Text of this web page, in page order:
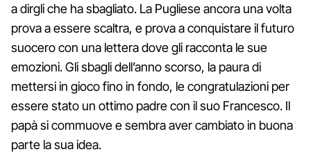
a dirgli che ha sbagliato. La Pugliese ancora una volta
prova a essere scaltra, e prova a conquistare il futuro
suocero con una lettera dove gli racconta le sue
emozioni. Gli sbagli dell’anno scorso, la paura di
mettersi in gioco fino in fondo, le congratulazioni per
essere stato un ottimo padre con il suo Francesco. Il
papà si commuove e sembra aver cambiato in buona
parte la sua idea.